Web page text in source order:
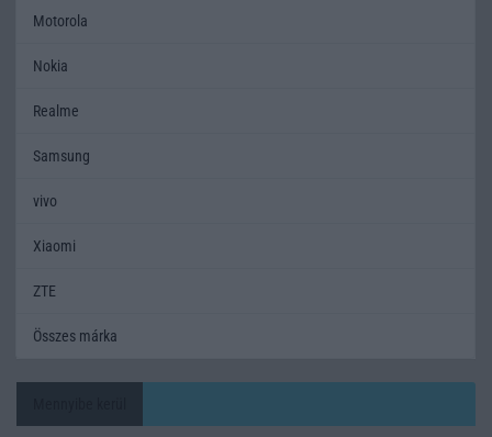
Motorola
Nokia
Realme
Samsung
vivo
Xiaomi
ZTE
Összes márka